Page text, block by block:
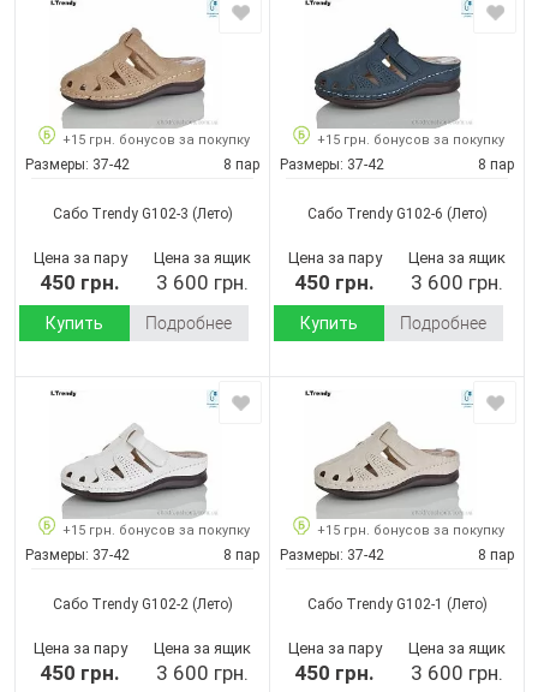
+15 грн. бонусов за покупку
Размеры: 37-42 8 пар
Сабо Trendy G102-3 (Лето)
Цена за пару
450 грн.
Цена за ящик
3 600 грн.
Купить Подробнее
+15 грн. бонусов за покупку
Размеры: 37-42 8 пар
Сабо Trendy G102-6 (Лето)
Цена за пару
450 грн.
Цена за ящик
3 600 грн.
Купить Подробнее
+15 грн. бонусов за покупку
Размеры: 37-42 8 пар
Сабо Trendy G102-2(Лето)
Цена за пару
450 грн.
Цена за ящик
3 600 грн.
+15 грн. бонусов за покупку
Размеры: 37-42 8 пар
Сабо Trendy G102-1 (Лето)
Цена за пару
450 грн.
Цена за ящик
3 600 грн.